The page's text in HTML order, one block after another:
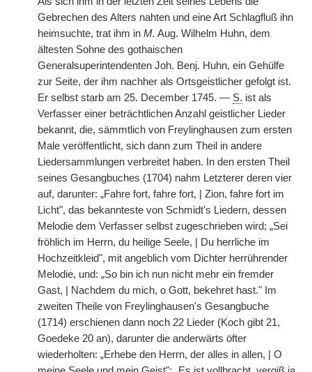
Gebrechen des Alters nahten und eine Art Schlagfluß ihn
heimsuchte, trat ihm in M. Aug. Wilhelm Huhn, dem
ältesten Sohne des gothaischen
Generalsuperintendenten Joh. Benj. Huhn, ein Gehülfe
zur Seite, der ihm nachher als Ortsgeistlicher gefolgt ist.
Er selbst starb am 25. December 1745. — S. ist als
Verfasser einer beträchtlichen Anzahl geistlicher Lieder
bekannt, die, sämmtlich von Freylinghausen zum ersten
Male veröffentlicht, sich dann zum Theil in andere
Liedersammlungen verbreitet haben. In den ersten Theil
seines Gesangbuches (1704) nahm Letzterer deren vier
auf, darunter: „Fahre fort, fahre fort, | Zion, fahre fort im
Licht", das bekannteste von Schmidt's Liedern, dessen
Melodie dem Verfasser selbst zugeschrieben wird; „Sei
fröhlich im Herrn, du heilige Seele, | Du herrliche im
Hochzeitkleid", mit angeblich vom Dichter herrührender
Melodie, und: „So bin ich nun nicht mehr ein fremder
Gast, | Nachdem du mich, o Gott, bekehret hast." Im
zweiten Theile von Freylinghausen's Gesangbuche
(1714) erschienen dann noch 22 Lieder (Koch gibt 21,
Goedeke 20 an), darunter die anderwärts öfter
wiederholten: „Erhebe den Herrn, der alles in allen, | O